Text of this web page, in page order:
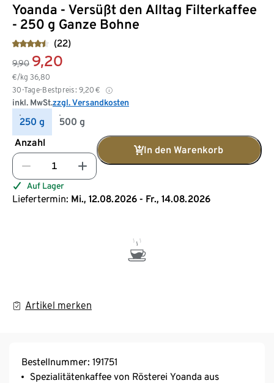
Yoanda - Versüßt den Alltag Filterkaffee
- 250 g Ganze Bohne
(22)
9,90 9,20
€/kg 36,80
30-Tage-Bestpreis: 9,20 €
inkl. MwSt.zzgl. Versandkosten
250 g
500 g
Anzahl
In den Warenkorb
Auf Lager
Liefertermin: Mi., 12.08.2026 - Fr., 14.08.2026
Artikel merken
Bestellnummer: 191751
Spezialitätenkaffee von Rösterei Yoanda aus